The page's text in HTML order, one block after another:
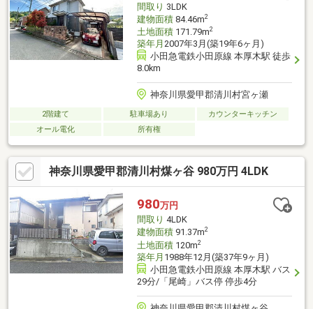
間取り 3LDK
建物面積84.46m2
土地面積171.79m2
築年月 2007年3月(築19年6ヶ月)
小田急電鉄小田原線 本厚木駅 徒歩
8.0km
神奈川県愛甲郡清川村宮ヶ瀬
2階建て 駐車場あり
カウンターキッチン
オール電化
所有権
神奈川県愛甲郡清川村煤ヶ谷 980万円 4LDK
980万円
間取り 4LDK
建物面積91.37m2
土地面積120m2
築年月 1988年12月(築37年9ヶ月)
小田急電鉄小田原線 本厚木駅 バス
29分/「尾崎」バス停 停歩4分